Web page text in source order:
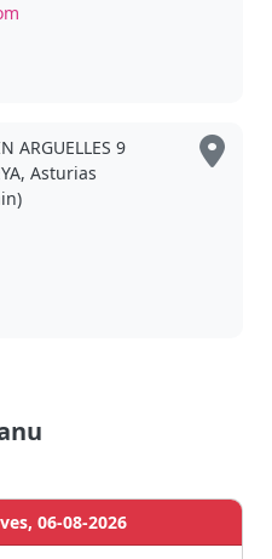
ARGUELLES 9
Asturias
06-08-2026